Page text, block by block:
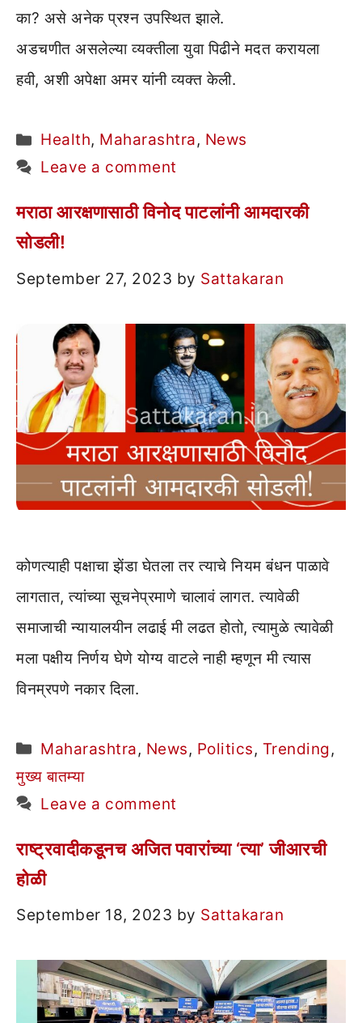
का? असे अनेक प्रश्न उपस्थित झाले.
अडचणीत असलेल्या व्यक्तीला युवा पिढीने मदत करायला
हवी, अशी अपेक्षा अमर यांनी व्यक्त केली.
Categories
Health, Maharashtra, News
Leave a comment
मराठा आरक्षणासाठी विनोद पाटलांनी आमदारकी
सोडली!
September 27, 2023 by Sattakaran
कोणत्याही पक्षाचा झेंडा घेतला तर त्याचे नियम बंधन पाळावे
लागतात, त्यांच्या सूचनेप्रमाणे चालावं लागत. त्यावेळी
समाजाची न्यायालयीन लढाई मी लढत होतो, त्यामुळे त्यावेळी
मला पक्षीय निर्णय घेणे योग्य वाटले नाही म्हणून मी त्यास
विनम्रपणे नकार दिला.
Categories
Maharashtra, News, Politics, Trending,
मुख्य बातम्या
Leave a comment
राष्ट्रवादीकडूनच अजित पवारांच्या ‘त्या’ जीआरची
होळी
September 18, 2023 by Sattakaran